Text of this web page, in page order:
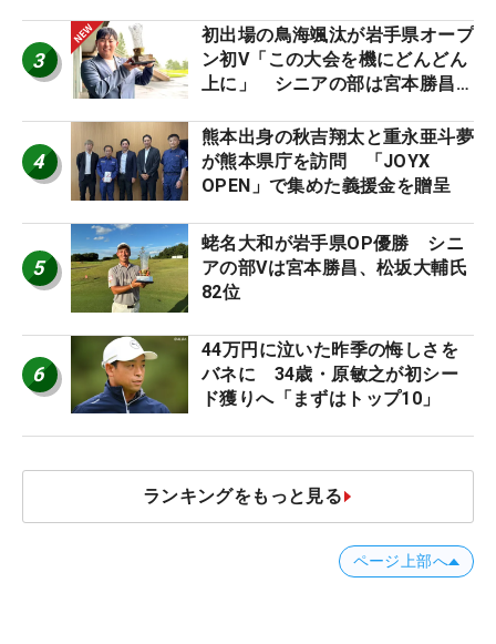
3
初出場の鳥海颯汰が岩手県オープ
ン初V「この大会を機にどんどん
上に」 シニアの部は宮本勝昌が
4
熊本出身の秋吉翔太と重永亜斗夢
が熊本県庁を訪問 「JOYX
OPEN」で集めた義援金を贈呈
5
蛯名大和が岩手県OP優勝 シニ
アの部Vは宮本勝昌、松坂大輔氏
82位
6
44万円に泣いた昨季の悔しさを
バネに 34歳・原敏之が初シー
ド獲りへ「まずはトップ10」
ランキングをもっと見る
ページ上部へ